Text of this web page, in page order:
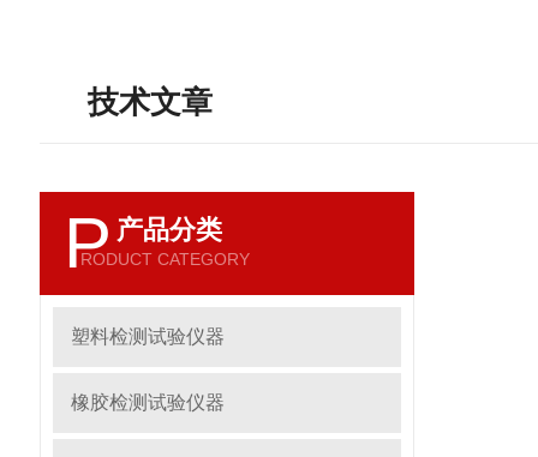
技术文章
P 产品分类
RODUCT CATEGORY
塑料检测试验仪器
橡胶检测试验仪器